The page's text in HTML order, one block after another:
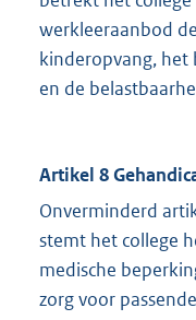
werkleeraanbod
kinderopvang, het
en de
Artikel 8
Onverminderd
stemt het college
medische
zorg voor